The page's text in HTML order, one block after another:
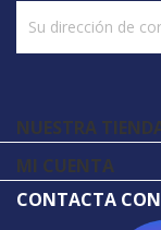
NUESTRA
MI CUENTA
CONTACTA